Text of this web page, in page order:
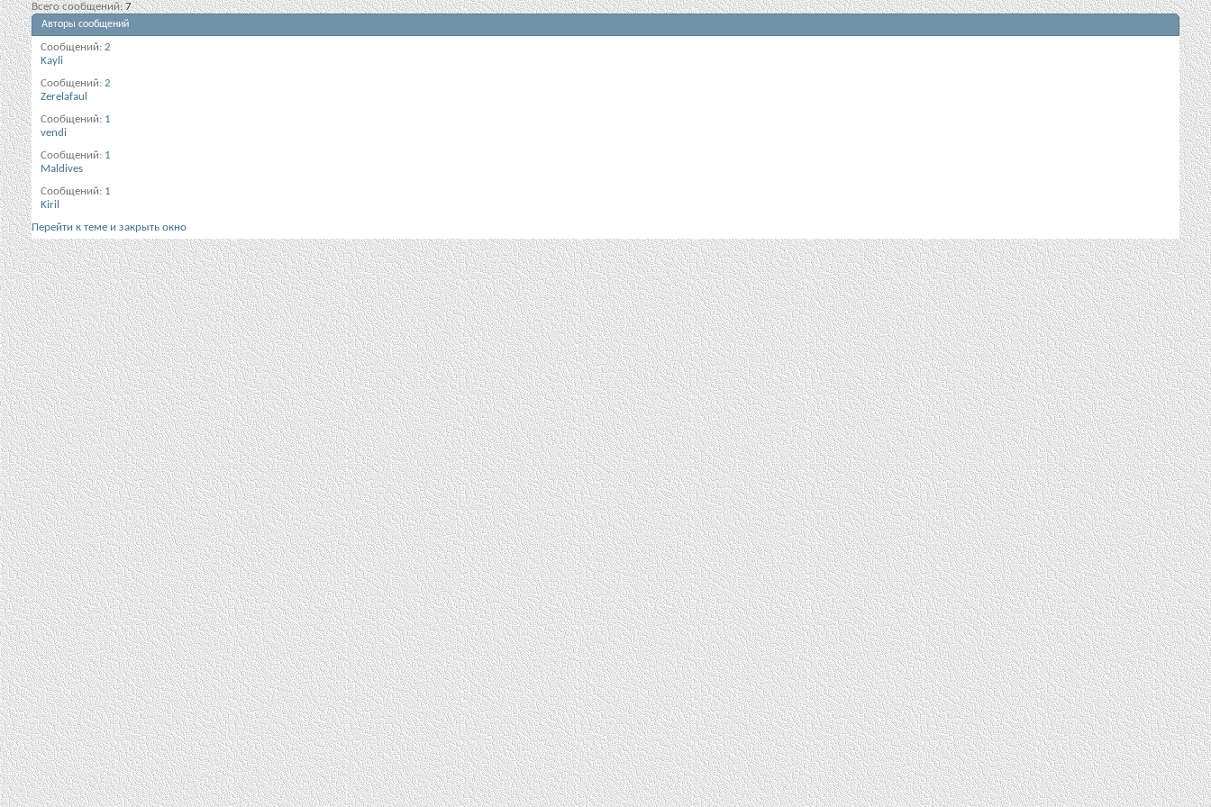
Всего сообщений 7
Авторы сообщений
Сообщений 2
Kayli
Сообщений 2
Zerelafaul
Сообщений
1
vendi
Сообщений
1
Maldives
Сообщений
1
Kiril
Перейти к теме и закрыть окно